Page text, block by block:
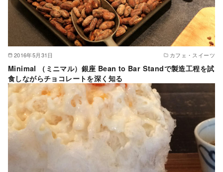
2016年5月31日 カフェ・スイーツ
Minimal （ミニマル）銀座 Bean to Bar Standで製造工程を試
食しながらチョコレートを深く知る